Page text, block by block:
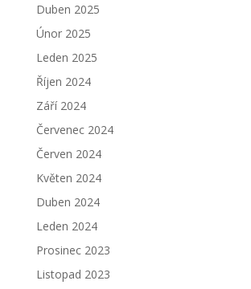
Duben 2025
Únor 2025
Leden 2025
Říjen 2024
Září 2024
Červenec 2024
Červen 2024
Květen 2024
Duben 2024
Leden 2024
Prosinec 2023
Listopad 2023